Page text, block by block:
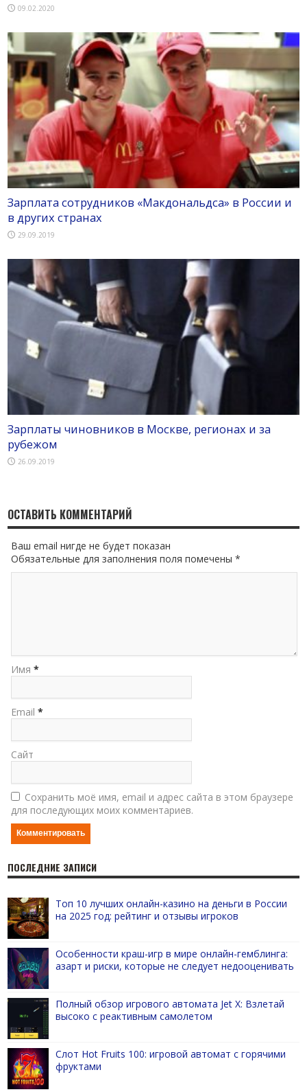
09.02.2020
Зарплата сотрудников «Макдональдса» в России и
в других странах
29.09.2019
Зарплаты чиновников в Москве, регионах и за
рубежом
26.09.2019
ОСТАВИТЬ КОММЕНТАРИЙ
Ваш email нигде не будет показан
Обязательные для заполнения поля помечены *
Имя *
Email *
Сайт
Сохранить моё имя, email и адрес сайта в этом браузере
для последующих моих комментариев.
ПОСЛЕДНИЕ ЗАПИСИ
Топ 10 лучших онлайн-казино на деньги в России
на 2025 год: рейтинг и отзывы игроков
Особенности краш-игр в мире онлайн-гемблинга:
азарт и риски, которые не следует недооценивать
Полный обзор игрового автомата Jet X: Взлетай
высоко с реактивным самолетом
Слот Hot Fruits 100: игровой автомат с горячими
фруктами